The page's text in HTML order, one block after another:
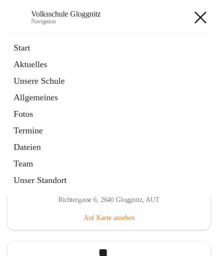
Volksschule Gloggnitz
Navigation
Start
Aktuelles
Unsere Schule
Allgemeines
Fotos
Termine
Dateien
Team
Unser Standort
Seite
in
Tab
Elternverein
öffnet
in
neuem
Tab
Richtergasse 6, 2640 Gloggnitz, AUT
Auf Karte ansehen